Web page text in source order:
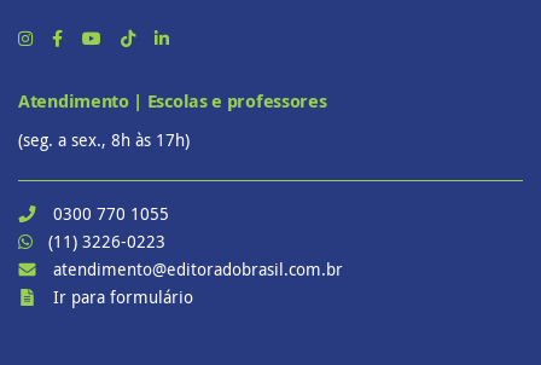
Atendimento | Escolas e professores
(seg. a sex., 8h às 17h)
0300 770 1055
(11) 3226-0223
atendimento@editoradobrasil.com.br
Ir para formulário